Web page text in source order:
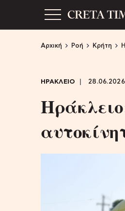
Αρχική Ροή Κρήτη
ΗΡΑΚΛΕΙΟ